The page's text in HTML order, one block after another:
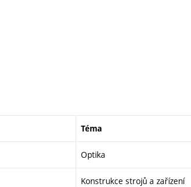
Téma
Optika
Konstrukce strojů a zařízení